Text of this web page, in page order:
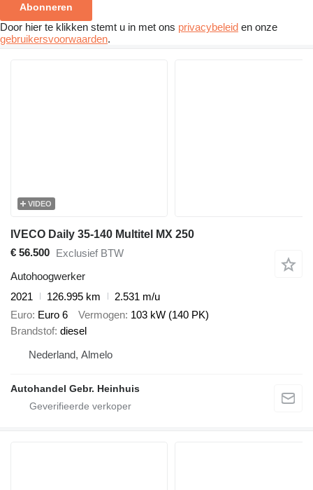
Abonneren
Door hier te klikken stemt u in met ons privacybeleid en onze
gebruikersvoorwaarden.
VIDEO
IVECO Daily 35-140 Multitel MX 250
€ 56.500 Exclusief BTW
Autohoogwerker
2021
126.995 km
2.531 m/u
Euro Euro 6 Vermogen 103 kW (140 PK)
Brandstof diesel
Nederland, Almelo
Autohandel Gebr. Heinhuis